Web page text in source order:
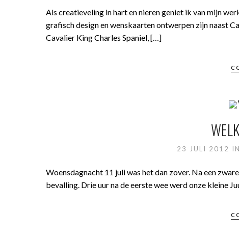
Als creatieveling in hart en nieren geniet ik van mijn
grafisch design en wenskaarten ontwerpen zijn naast
Cavalier King Charles Spaniel, […]
23 JULI 2012 IN
Woensdagnacht 11 juli was het dan zover. Na een
bevalling. Drie uur na de eerste wee werd onze kleine